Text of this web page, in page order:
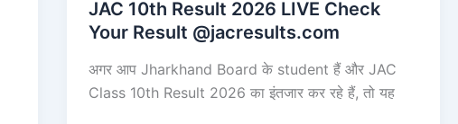
JAC 10th Result 2026 LIVE Check
Your Result @jacresults.com
अगर आप Jharkhand Board के student हैं और JAC
Class 10th Result 2026 का इंतजार कर रहे हैं, तो यह